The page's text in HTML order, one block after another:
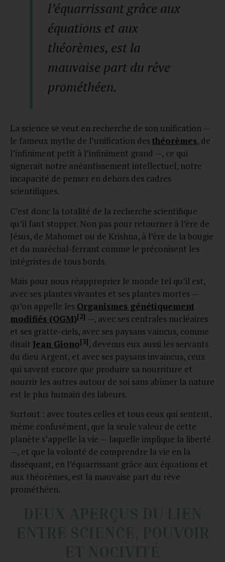
l’équarrissant grâce aux
équations et aux
théorèmes, est la
mauvaise part du rêve
prométhéen.
La science se veut en recherche de son unification —
le fameux mythe de l’unification desthéorèmes, de
l’infiniment petit à l’infiniment grand —, ce qui
signerait notre anéantissement intellectuel, notre
incapacité de penser en dehors des cadres
scientifiques.
C’est donc la totalité de la recherche scientifique
qu’il faut stopper. Non pas pour retourner à l’ère de
Jésus, de Mahomet ou de Krishna, à l’ère de la bougie
et du maréchal-ferrant comme le préconisent les
intégristes de tous bords.
Mais pour nous réapproprier le monde tel qu’il est,
avec ses plantes vivantes et ses plantes mortes —
qu’on appelle les Organismes génétiquement
modifiés (OGM)[2] —, avec ses centrales nucléaires
et ses gratte-ciels, avec ses paysans vaincus, comme
disait Jean Giono[3], devenus eux aussi les servants
du dieu Argent, et avec ses paysans invaincus, ceux
qui savent encore que produire sa nourriture et
nourrir les autres autour de soi sans abîmer la nature
est le plus humain des labeurs.
Surtout : avec toutes celles et tous ceux qui sentent,
même confusément, que la seule valeur de cette
planète s’appelle la vie — laquelle implique la liberté
—, et que la volonté de comprendre la vie en la
disséquant, en l’équarrissant grâce aux équations et
aux théorèmes, est la mauvaise part du rêve
prométhéen.
DEUX APERÇUS DU LIEN
ENTRE SCIENCE, POUVOIR
ET NOCIVITÉ